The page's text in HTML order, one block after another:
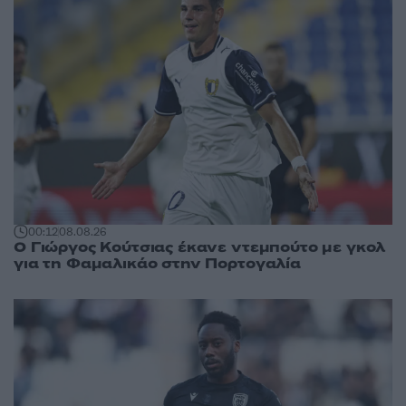
00:1208.08.26
Ο Γιώργος Κούτσιας έκανε ντεμπούτο με γκολ
για τη Φαμαλικάο στην Πορτογαλία